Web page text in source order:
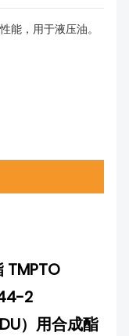
能，用于液压油。
TMPTO
2
）用合成酯